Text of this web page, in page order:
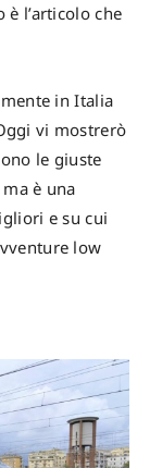
l’articolo che
in Italia
vi mostrerò
le giuste
è una
e su cui
low